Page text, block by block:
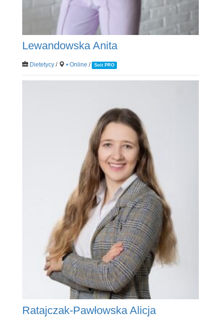
Lewandowska Anita
Dietetycy/ • Online / Soit PRO
Ratajczak-Pawłowska Alicja